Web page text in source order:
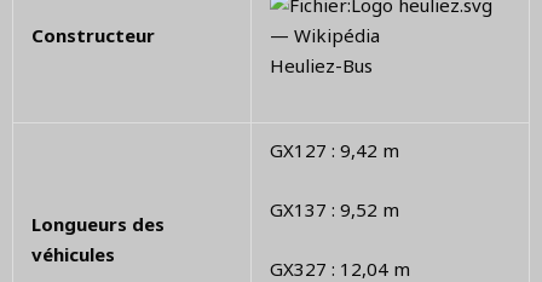
Constructeur
Heuliez-Bus
Longueurs des
véhicules
GX127 : 9,42 m
GX137 : 9,52 m
GX327 : 12,04 m